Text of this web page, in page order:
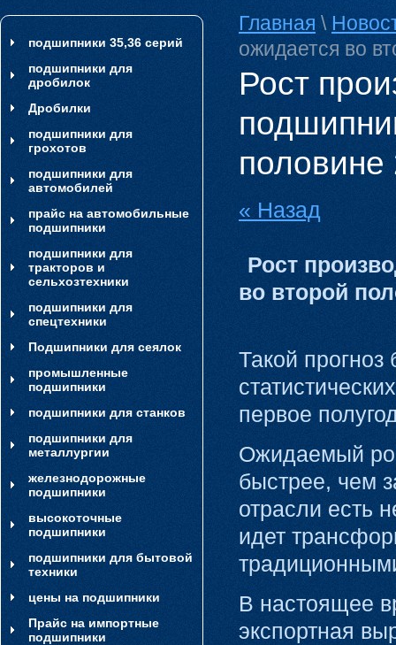
Главная \
ожидается во
Рост
половине
« Назад
Рост
во второй
Такой
первое
Ожидаемый
быстрее, чем
отрасли есть
идет
В настоящее
экспортная
подшипники 35,36 серий
подшипники для
дробилок
Дробилки
подшипники для
грохотов
подшипники для
автомобилей
прайс на автомобильные
подшипники
подшипники для
тракторов и
сельхозтехники
подшипники для
спецтехники
Подшипники для сеялок
промышленные
подшипники
подшипники для станков
подшипники для
металлургии
железнодорожные
подшипники
высокоточные
подшипники
подшипники для бытовой
техники
цены на подшипники
Прайс на импортные
подшипники